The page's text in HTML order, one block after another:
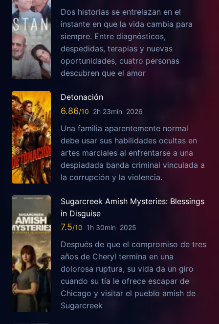
Dos historias se entrelazan en el
instante en que la vida cambia para
siempre. Entre diagnósticos,
despedidas, terapias y nuevas
oportunidades, cuatro personas
descubren que el amor
Detonación
6.86 2h 23min 2026
Una familia aparentemente normal
debe usar sus habilidades ocultas en
artes marciales al enfrentarse a una
despiadada banda criminal vinculada a
la corrupción y la violencia.
Sugarcreek Amish Mysteries: Blessings
in Disguise
7.5 1h 30min 2025
Después de que el compromiso de tres
años de Cheryl termina en una
dolorosa ruptura, su vida da un giro
cuando su tía le ofrece escapar de
Chicago y visitar el pueblo amish de
Sugarcreek